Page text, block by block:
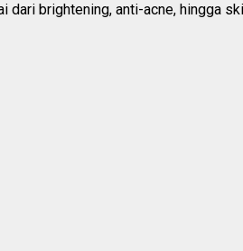
dari brightening, anti-acne, hingga